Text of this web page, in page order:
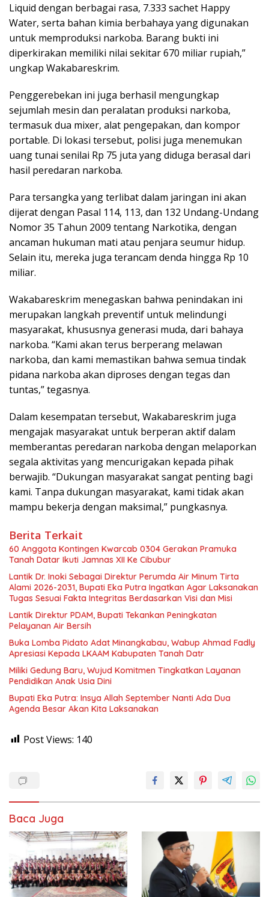
Liquid dengan berbagai rasa, 7.333 sachet Happy
Water, serta bahan kimia berbahaya yang digunakan
untuk memproduksi narkoba. Barang bukti ini
diperkirakan memiliki nilai sekitar 670 miliar rupiah,”
ungkap Wakabareskrim.
Penggerebekan ini juga berhasil mengungkap
sejumlah mesin dan peralatan produksi narkoba,
termasuk dua mixer, alat pengepakan, dan kompor
portable. Di lokasi tersebut, polisi juga menemukan
uang tunai senilai Rp 75 juta yang diduga berasal dari
hasil peredaran narkoba.
Para tersangka yang terlibat dalam jaringan ini akan
dijerat dengan Pasal 114, 113, dan 132 Undang-Undang
Nomor 35 Tahun 2009 tentang Narkotika, dengan
ancaman hukuman mati atau penjara seumur hidup.
Selain itu, mereka juga terancam denda hingga Rp 10
miliar.
Wakabareskrim menegaskan bahwa penindakan ini
merupakan langkah preventif untuk melindungi
masyarakat, khususnya generasi muda, dari bahaya
narkoba. “Kami akan terus berperang melawan
narkoba, dan kami memastikan bahwa semua tindak
pidana narkoba akan diproses dengan tegas dan
tuntas,” tegasnya.
Dalam kesempatan tersebut, Wakabareskrim juga
mengajak masyarakat untuk berperan aktif dalam
memberantas peredaran narkoba dengan melaporkan
segala aktivitas yang mencurigakan kepada pihak
berwajib. “Dukungan masyarakat sangat penting bagi
kami. Tanpa dukungan masyarakat, kami tidak akan
mampu bekerja dengan maksimal,” pungkasnya.
Berita Terkait
60 Anggota Kontingen Kwarcab 0304 Gerakan Pramuka
Tanah Datar Ikuti Jamnas XII Ke Cibubur
Lantik Dr. Inoki Sebagai Direktur Perumda Air Minum Tirta
Alami 2026-2031, Bupati Eka Putra Ingatkan Agar Laksanakan
Tugas Sesuai Fakta Integritas Berdasarkan Visi dan Misi
Lantik Direktur PDAM, Bupati Tekankan Peningkatan
Pelayanan Air Bersih
Buka Lomba Pidato Adat Minangkabau, Wabup Ahmad Fadly
Apresiasi Kepada LKAAM Kabupaten Tanah Datr
Miliki Gedung Baru, Wujud Komitmen Tingkatkan Layanan
Pendidikan Anak Usia Dini
Bupati Eka Putra: Insya Allah September Nanti Ada Dua
Agenda Besar Akan Kita Laksanakan
Post Views: 140
Baca Juga